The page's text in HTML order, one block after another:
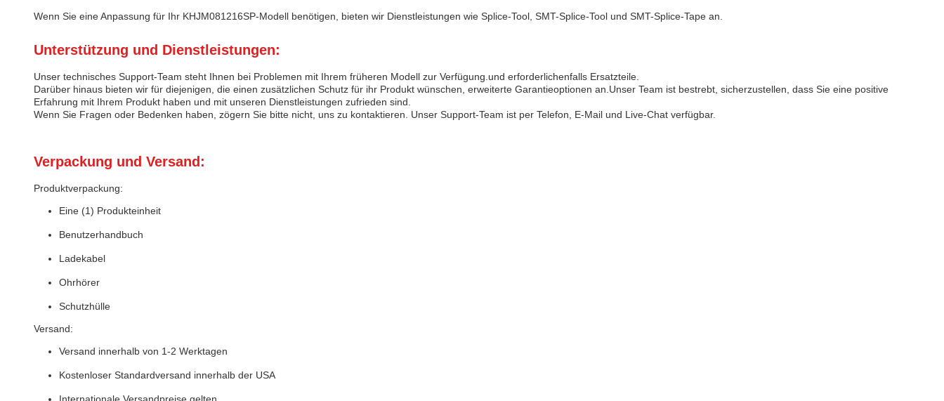
Wenn Sie eine Anpassung für Ihr KHJM081216SP-Modell benötigen, bieten wir Dienstleistungen wie Splice-Tool, SMT-Splice-Tool und SMT-Splice-Tape an.
Unterstützung und Dienstleistungen:
Unser technisches Support-Team steht Ihnen bei Problemen mit Ihrem früheren Modell zur Verfügung.und erforderlichenfalls Ersatzteile.
Darüber hinaus bieten wir für diejenigen, die einen zusätzlichen Schutz für ihr Produkt wünschen, erweiterte Garantieoptionen an.Unser Team ist bestrebt, sicherzustellen, dass Sie eine positive
Erfahrung mit Ihrem Produkt haben und mit unseren Dienstleistungen zufrieden sind.
Wenn Sie Fragen oder Bedenken haben, zögern Sie bitte nicht, uns zu kontaktieren. Unser Support-Team ist per Telefon, E-Mail und Live-Chat verfügbar.
Verpackung und Versand:
Produktverpackung:
Eine (1) Produkteinheit
Benutzerhandbuch
Ladekabel
Ohrhörer
Schutzhülle
Versand:
Versand innerhalb von 1-2 Werktagen
Kostenloser Standardversand innerhalb der USA